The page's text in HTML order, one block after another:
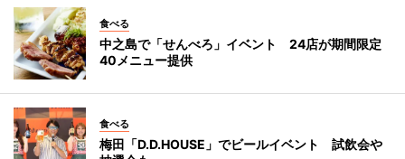
食べる
中之島で「せんべろ」イベント 24店が期間限定
40メニュー提供
食べる
梅田「D.D.HOUSE」でビールイベント 試飲会や